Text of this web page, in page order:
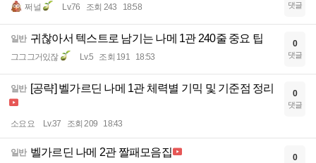
쩌널 Lv.76 조회 243 18:58 댓글
일반 귀찮아서 텍스트로 남기는 나메 1관 240줄 중요 팁
그그그거있잖 Lv.5 조회 191 18:53
0
댓글
일반 [공략] 벨가르딘 나메 1관 체력별 기믹 및 기준점 정리
소요요 Lv.37 조회 209 18:43
0
댓글
일반 벨가르딘 나메 2관 짤패모음집 0